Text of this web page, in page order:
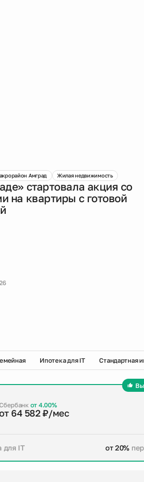
Амград Жилая недвижимость
стартовала акция со
на квартиры с готовой
Ипотека для IT Стандартная
от 4.00%
64 582 ₽/мес
для IT от 20%